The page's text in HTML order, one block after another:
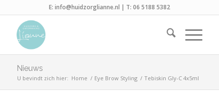
E: info@huidzorglianne.nl | T: 06 5188 5382
Nieuws
U bevindt zich hier: Home / Eye Brow Styling / Tebiskin Gly-C 4x5ml